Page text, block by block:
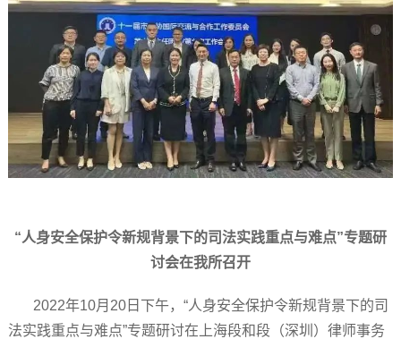
“人身安全保护令新规背景下的司法实践重点与难点”专题研
讨会在我所召开
2022年10月20日下午，“人身安全保护令新规背景下的司
法实践重点与难点”专题研讨在上海段和段（深圳）律师事务